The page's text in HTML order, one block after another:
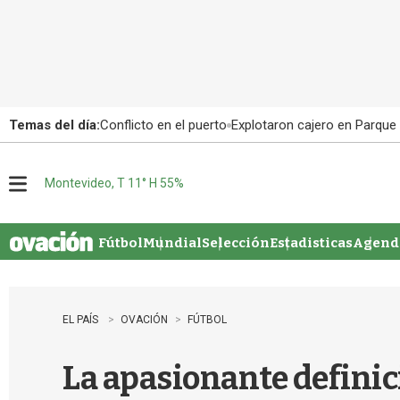
Temas del día:Conflicto en el puerto Explotaron cajero en
u
Montevideo, T 11° H 55%
FútbolMundialSelecciónEstadisticas
EL PAÍS OVACIÓN FÚTBOL
La apasionante